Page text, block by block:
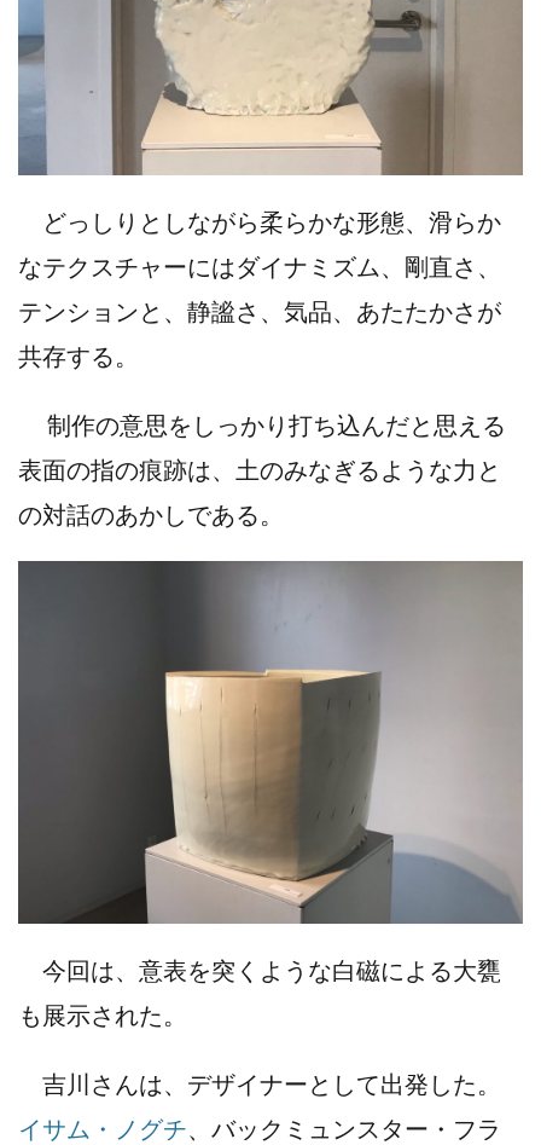
どっしりとしながら柔らかな形態、滑らか
なテクスチャーにはダイナミズム、剛直さ、
テンションと、静謐さ、気品、あたたかさが
共存する。
制作の意思をしっかり打ち込んだと思える
表面の指の痕跡は、土のみなぎるような力と
の対話のあかしである。
今回は、意表を突くような白磁による大甕
も展示された。
吉川さんは、デザイナーとして出発した。
イサム・ノグチ、バックミュンスター・フラ